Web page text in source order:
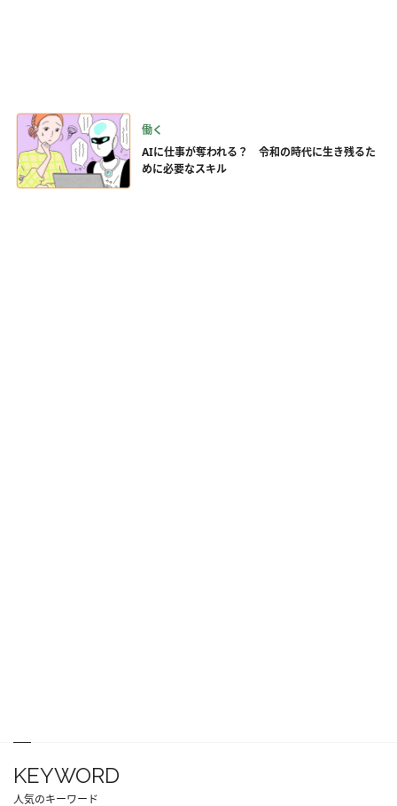
働く
AIに仕事が奪われる？ 令和の時代に生き残るた
めに必要なスキル
KEYWORD
人気のキーワード